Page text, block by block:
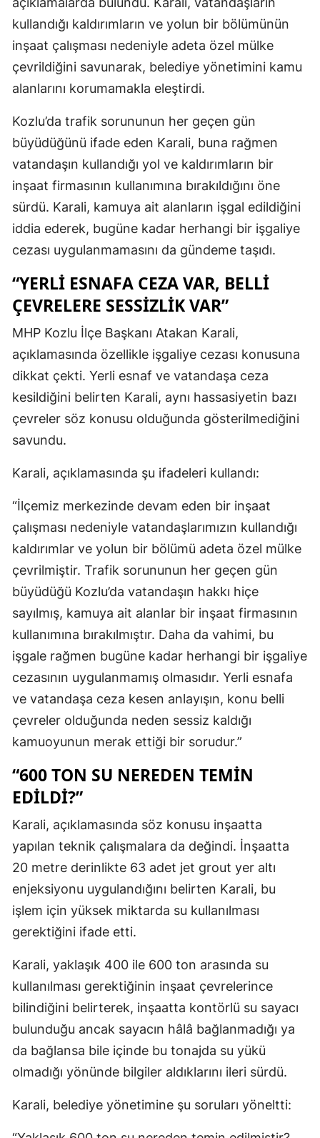
kullandığı kaldırımların ve yolun bir bölümünün
inşaat çalışması nedeniyle adeta özel mülke
çevrildiğini savunarak, belediye yönetimini kamu
alanlarını korumamakla eleştirdi.
Kozlu’da trafik sorununun her geçen gün
büyüdüğünü ifade eden Karali, buna rağmen
vatandaşın kullandığı yol ve kaldırımların bir
inşaat firmasının kullanımına bırakıldığını öne
sürdü. Karali, kamuya ait alanların işgal edildiğini
iddia ederek, bugüne kadar herhangi bir işgaliye
cezası uygulanmamasını da gündeme taşıdı.
“YERLİ ESNAFA CEZA VAR, BELLİ
ÇEVRELERE SESSİZLİK VAR”
MHP Kozlu İlçe Başkanı Atakan Karali,
açıklamasında özellikle işgaliye cezası konusuna
dikkat çekti. Yerli esnaf ve vatandaşa ceza
kesildiğini belirten Karali, aynı hassasiyetin bazı
çevreler söz konusu olduğunda gösterilmediğini
savundu.
Karali, açıklamasında şu ifadeleri kullandı:
“İlçemiz merkezinde devam eden bir inşaat
çalışması nedeniyle vatandaşlarımızın kullandığı
kaldırımlar ve yolun bir bölümü adeta özel mülke
çevrilmiştir. Trafik sorununun her geçen gün
büyüdüğü Kozlu’da vatandaşın hakkı hiçe
sayılmış, kamuya ait alanlar bir inşaat firmasının
kullanımına bırakılmıştır. Daha da vahimi, bu
işgale rağmen bugüne kadar herhangi bir işgaliye
cezasının uygulanmamış olmasıdır. Yerli esnafa
ve vatandaşa ceza kesen anlayışın, konu belli
çevreler olduğunda neden sessiz kaldığı
kamuoyunun merak ettiği bir sorudur.”
“600 TON SU NEREDEN TEMİN
EDİLDİ?”
Karali, açıklamasında söz konusu inşaatta
yapılan teknik çalışmalara da değindi. İnşaatta
20 metre derinlikte 63 adet jet grout yer altı
enjeksiyonu uygulandığını belirten Karali, bu
işlem için yüksek miktarda su kullanılması
gerektiğini ifade etti.
Karali, yaklaşık 400 ile 600 ton arasında su
kullanılması gerektiğinin inşaat çevrelerince
bilindiğini belirterek, inşaatta kontörlü su sayacı
bulunduğu ancak sayacın hâlâ bağlanmadığı ya
da bağlansa bile içinde bu tonajda su yükü
olmadığı yönünde bilgiler aldıklarını ileri sürdü.
Karali, belediye yönetimine şu soruları yöneltti: